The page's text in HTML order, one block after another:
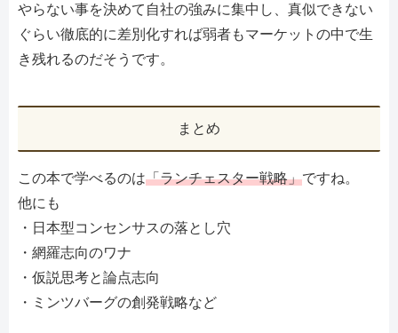
やらない事を決めて自社の強みに集中し、真似できない
ぐらい徹底的に差別化すれば弱者もマーケットの中で生
き残れるのだそうです。
まとめ
この本で学べるのは「ランチェスター戦略」ですね。
他にも
・日本型コンセンサスの落とし穴
・網羅志向のワナ
・仮説思考と論点志向
・ミンツバーグの創発戦略など